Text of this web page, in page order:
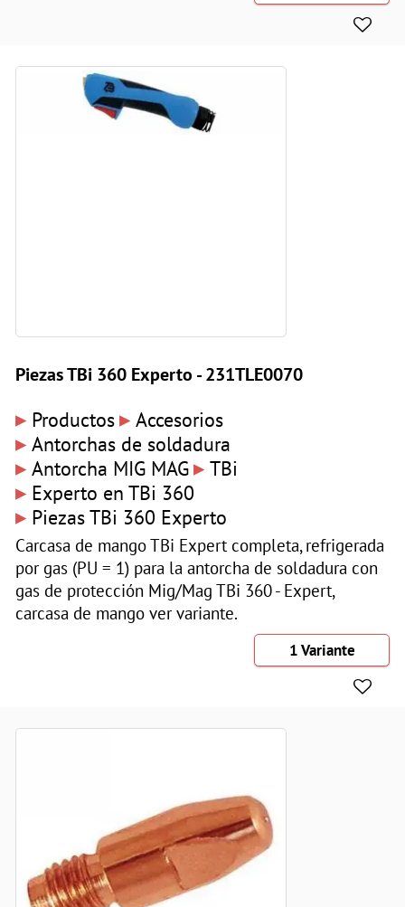
Piezas TBi 360 Experto - 231TLE0070
▸ Productos▸ Accesorios
▸ Antorchas de soldadura
▸ Antorcha MIG MAG▸ TBi
▸ Experto en TBi 360
▸ Piezas TBi 360 Experto
Carcasa de mango TBi Expert completa, refrigerada
por gas (PU = 1) para la antorcha de soldadura con
gas de protección Mig/Mag TBi 360 - Expert,
carcasa de mango ver variante.
1 Variante